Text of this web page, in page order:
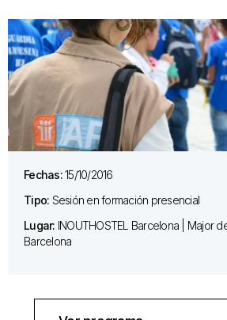
Fechas:15/10/2016
Tipo: Sesión en formación presencial
Lugar: INOUTHOSTEL Barcelona | Major
Barcelona